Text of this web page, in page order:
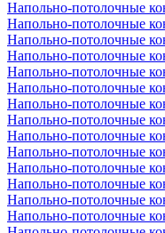
Напольно-потолочные
Напольно-потолочные
Напольно-потолочные
Напольно-потолочные
Напольно-потолочные
Напольно-потолочные
Напольно-потолочные
Напольно-потолочные
Напольно-потолочные
Напольно-потолочные
Напольно-потолочные
Напольно-потолочные
Напольно-потолочные
Напольно-потолочные